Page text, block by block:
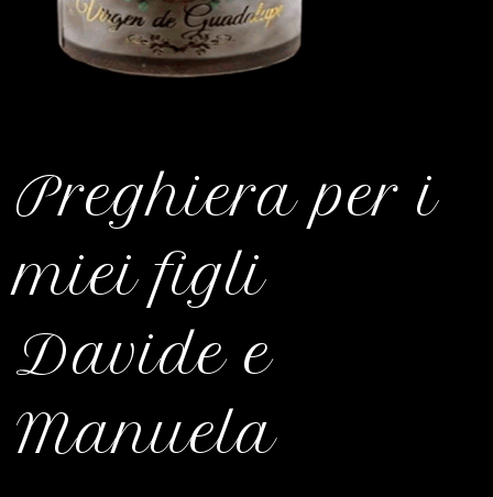
Preghiera per i
miei figli
Davide e
Manuela